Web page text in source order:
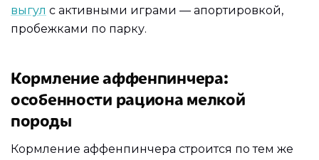
выгул с активными играми — апортировкой,
пробежками по парку.
Кормление аффенпинчера:
особенности рациона мелкой
породы
Кормление аффенпинчера строится по тем же